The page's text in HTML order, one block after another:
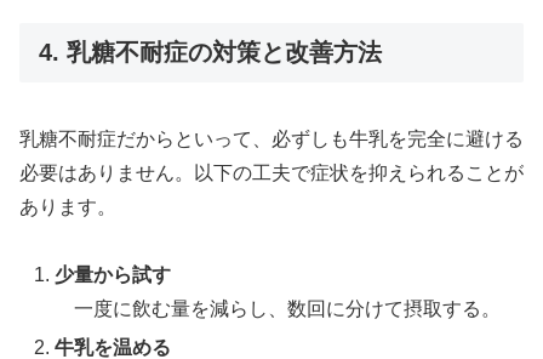
4. 乳糖不耐症の対策と改善方法
乳糖不耐症だからといって、必ずしも牛乳を完全に避ける
必要はありません。以下の工夫で症状を抑えられることが
あります。
少量から試す
一度に飲む量を減らし、数回に分けて摂取する。
牛乳を温める